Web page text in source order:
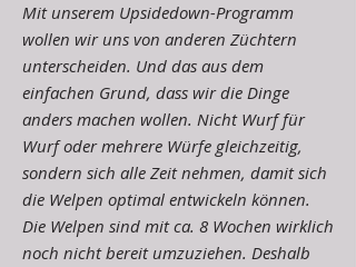
Mit unserem Upsidedown-Programm
wollen wir uns von anderen Züchtern
unterscheiden. Und das aus dem
einfachen Grund, dass wir die Dinge
anders machen wollen. Nicht Wurf für
Wurf oder mehrere Würfe gleichzeitig,
sondern sich alle Zeit nehmen, damit sich
die Welpen optimal entwickeln können.
Die Welpen sind mit ca. 8 Wochen wirklich
noch nicht bereit umzuziehen. Deshalb